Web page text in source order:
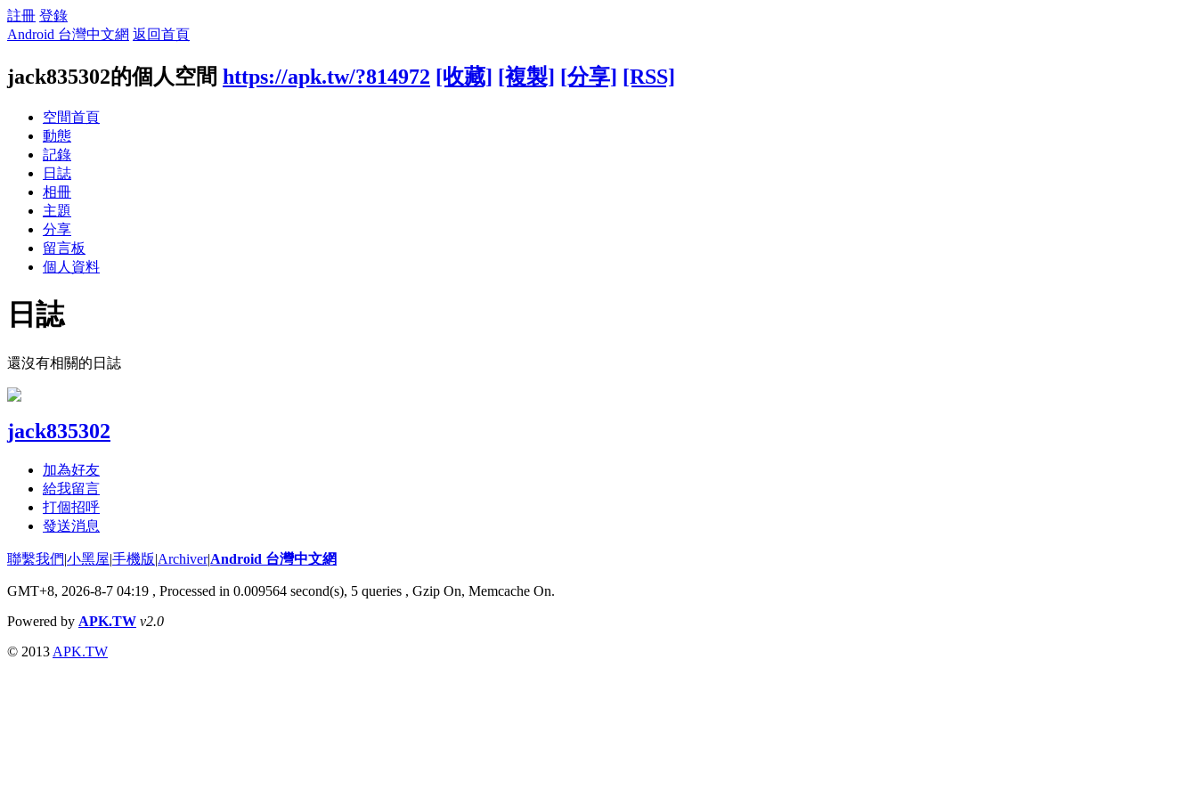
註冊 登錄
Android 台灣中文網 返回首頁
jack835302的個人空間 https://apk.tw/?814972 [收藏] [複製] [分享] [RSS]
空間首頁
動態
記錄
日誌
相冊
主題
分享
留言板
個人資料
日誌
還沒有相關的日誌
jack835302
加為好友
給我留言
打個招呼
發送消息
聯繫我們|小黑屋|手機版|Archiver|Android 台灣中文網
GMT+8, 2026-8-7 04:19 , Processed in 0.009564 second(s), 5 queries , Gzip On, Memcache On.
Powered by APK.TW v2.0
© 2013 APK.TW